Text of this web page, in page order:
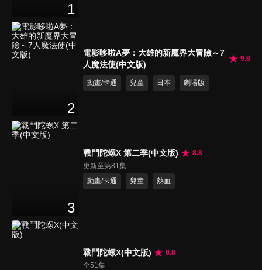
1
2
電影哆啦A夢：大雄的新魔界大冒險～7
人魔法使(中文版)
9.8
動畫/卡通 兒童 日本 劇場版
3
戰鬥陀螺X 第二季(中文版)
8.8
更新至第81集
動畫/卡通
兒童 熱血
戰鬥陀螺X(中文版)
8.8
全51集